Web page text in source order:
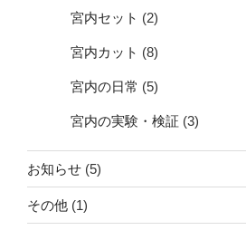
宮内セット (2)
宮内カット (8)
宮内の日常 (5)
宮内の実験・検証 (3)
お知らせ (5)
その他 (1)